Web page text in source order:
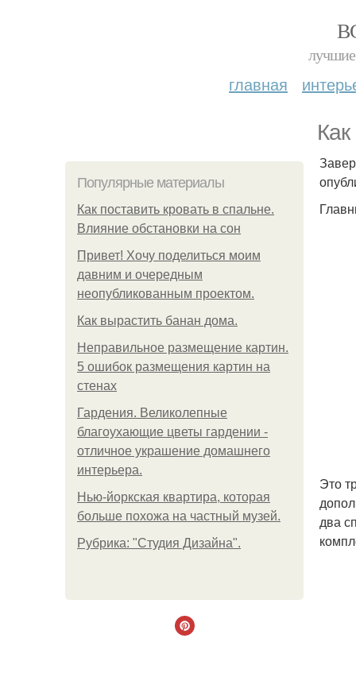
лучшие
главная
Популярные материалы
Как поставить кровать в спальне.
Влияние обстановки на сон
Привет! Хочу поделиться моим
давним и очередным
неопубликованным проектом.
Как вырастить банан дома.
Неправильное размещение картин.
5 ошибок размещения картин на
стенах
Гардения. Великолепные
благоухающие цветы гардении -
отличное украшение домашнего
интерьера.
Нью-йоркская квартира, которая
больше похожа на частный музей.
Рубрика: "Студия Дизайна".
Это
два